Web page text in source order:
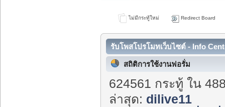
ไม่มีกระทู้ใหม่ Redirect Board
รับโพสโปรโมทเว็บไซต์ - Info
สถิติการใช้งานฟอรั่ม
624561 กระทู้ ใน
ล่าสุด: dilive11